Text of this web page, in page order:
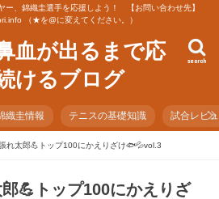
ー、錦織圭選手を応援しよう！ 【お問い合わせ先】
（★を@に変えてください。）
血が出るまで応
けるブログ
search
織圭情報 テニスの基礎知識 試合レビ
れ太郎💪トップ100にかえりざけ🐟💦vol.3
💪トップ100にかえりざ